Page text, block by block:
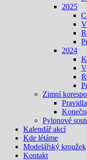
2025
2024
Zimní
Pravidla
Pylonové
Kalendář akcí
Kde létáme
Modelářský kroužek
Kontakt